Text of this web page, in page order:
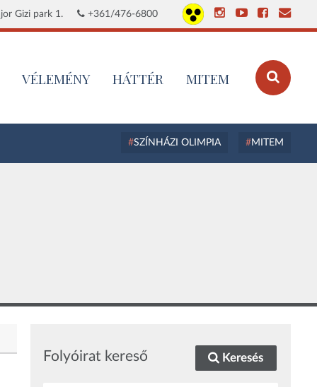
Gizi park 1. +361/476-6800
VÉLEMÉNY HÁTTÉR MITEM
SZÍNHÁZI OLIMPIA MITEM
Folyóirat kereső Keresés